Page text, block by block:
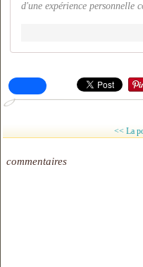
d'une expérience personnelle
<< La
commentaires